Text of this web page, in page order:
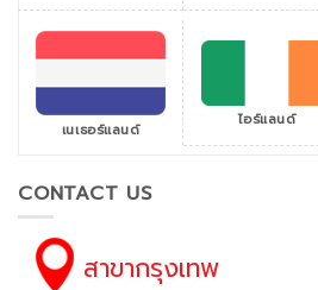
เนเธอร์แลนด์ ไอร์แลนด์
CONTACT US
สาขากรุงเทพ